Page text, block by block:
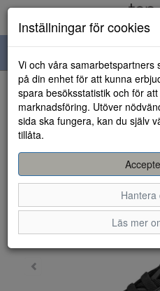
navigation
HEM
Inställningar för cookies
Vi och våra
på din enhet för att kunna
spara besöksstatistik och för
marknadsföring. Utöver
sida ska fungera, kan du själv
tillåta.
Hantera
Läs mer